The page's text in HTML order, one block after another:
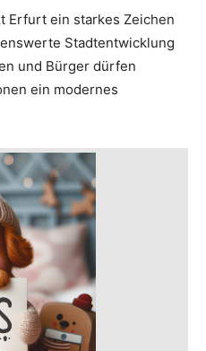
Erfurt ein starkes Zeichen
Stadtentwicklung
und Bürger dürfen
ein modernes